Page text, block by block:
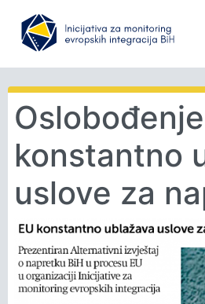
konstantno
uslove za